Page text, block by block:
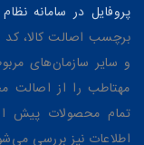
پروفایل در سامانه
برچسب اصالت کالا،
و سایر سازمان‌های
مهتاطب را از اصالت
تمام محصولات پیش
اطلاعات نیز بررسی